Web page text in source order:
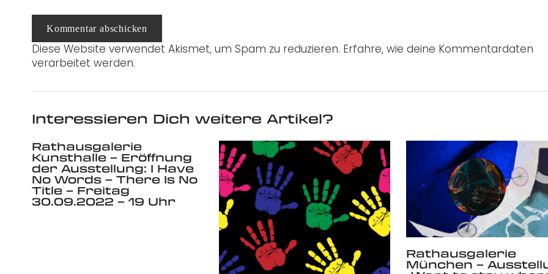
Kommentar abschicken
Diese Website verwendet Akismet, um Spam zu reduzieren. Erfahre, wie deine Kommentardaten
verarbeitet werden.
Interessieren Dich weitere Artikel?
Rathausgalerie
Kunsthalle – Eröffnung
der Ausstellung: I Have
No Words – There Is No
Title – Freitag
30.09.2022 – 19 Uhr
Rathausgalerie
München –